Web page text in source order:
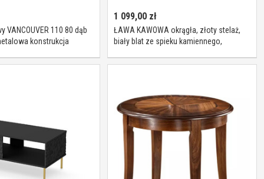
VANCOUVER 110 80 dąb
konstrukcja
1 099,00 zł
ŁAWA KAWOWA okrągła, złoty stelaż,
biały blat ze spieku kamiennego,